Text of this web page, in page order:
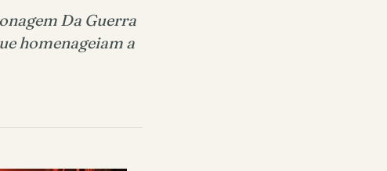
Da Guerra
homenageiam a